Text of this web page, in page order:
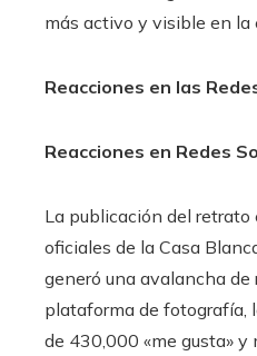
más activo y visible en la
Reacciones en las
Reacciones en Redes
La publicación del retrato
oficiales de la Casa
generó una avalancha de
plataforma de fotografía,
de 430,000 «me gusta»